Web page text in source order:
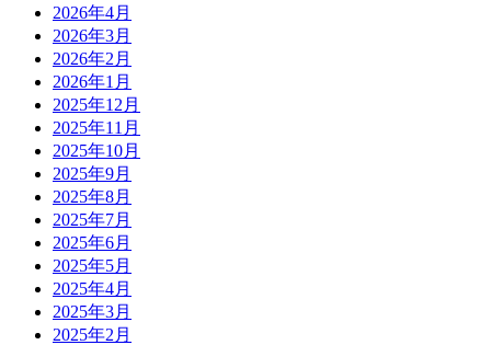
2026年4月
2026年3月
2026年2月
2026年1月
2025年12月
2025年11月
2025年10月
2025年9月
2025年8月
2025年7月
2025年6月
2025年5月
2025年4月
2025年3月
2025年2月